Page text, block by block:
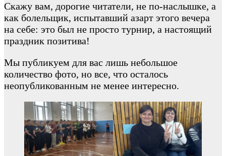
Скажу вам, дорогие читатели, не по-наслышке, а
как болельщик, испытавший азарт этого вечера
на себе: это был не просто турнир, а настоящий
праздник позитива!
Мы публикуем для вас лишь небольшое
количество фото, но все, что осталось
неопубликованным не менее интересно.